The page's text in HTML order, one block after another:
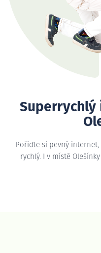
Pořiďte si pevný
rychlý. I v místě